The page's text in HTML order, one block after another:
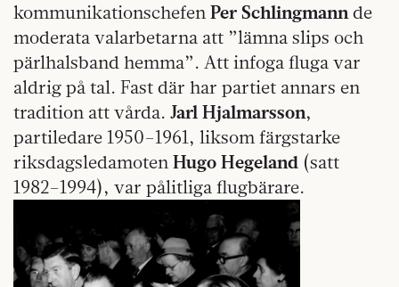
kommunikationschefenPer Schlingmannde
moderata valarbetarna att ”lämna slips och
pärlhalsband hemma”. Att infoga fluga var
aldrig på tal. Fast där har partiet annars en
tradition att vårda. Jarl Hjalmarsson,
partiledare 1950–1961, liksom färgstarke
riksdagsledamotenHugo Hegeland (satt
1982–1994), var pålitliga flugbärare.